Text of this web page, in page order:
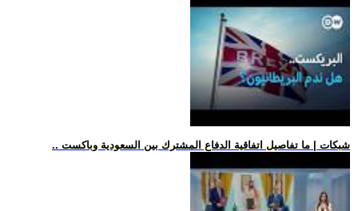
.. شبكات | ما تفاصيل اتفاقية الدفاع المشترك بين السعودية وباكست